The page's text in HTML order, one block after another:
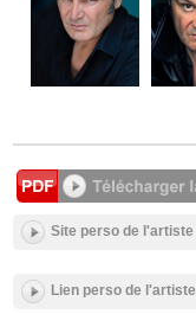
Site perso de l'artiste
Lien perso de l'artiste